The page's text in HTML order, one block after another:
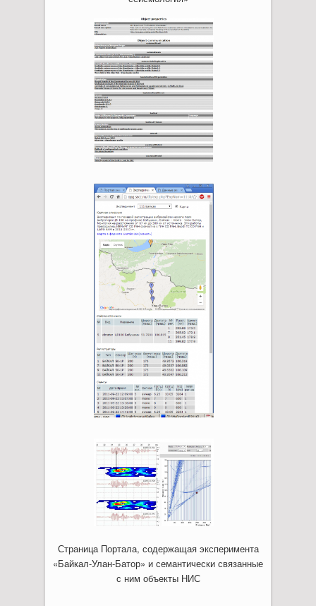
Страница Портала, содержащая эксперимента
«Байкал-Улан-Батор» и семантически связанные
с ним объекты НИС